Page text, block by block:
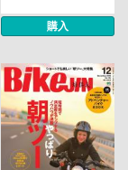
購入